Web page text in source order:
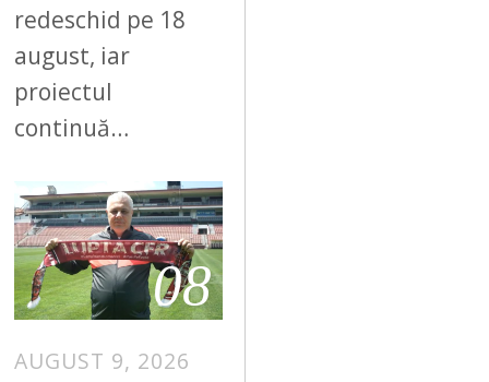
redeschid pe 18
august, iar
proiectul
continuă…
08
AUGUST 9, 2026